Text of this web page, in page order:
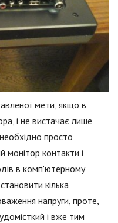
мети, якщо в
і не вистачає лише
просто
монітор контакти і
в комп'ютерному
кілька
напруги, проте,
і вже тим